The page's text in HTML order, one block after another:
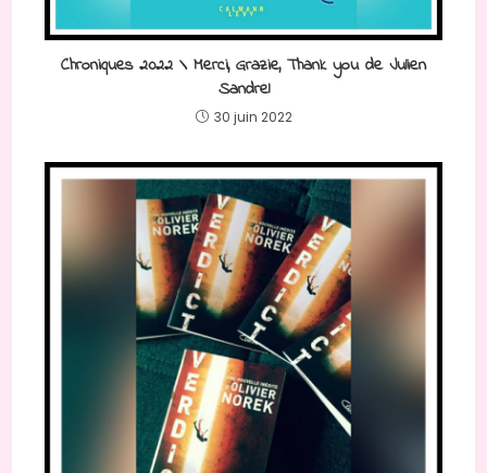
Chroniques 2022 \ Merci, Grazie, Thank you de Julien
Sandrel
30 juin 2022